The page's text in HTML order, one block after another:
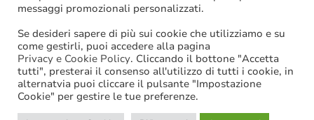
Seguici su Facebook
2026©NeoPA S.p.a. | tutti i diritti sono riservati | P. IVA:
02631580061
messaggi promozionali personalizzati.
Se desideri sapere di più sui cookie che utilizziamo e su
come gestirli, puoi accedere alla pagina
Privacy e Cookie Policy. Cliccando il bottone "Accetta
tutti", presterai il consenso all'utilizzo di tutti i cookie, in
alternatvia puoi cliccare il pulsante "Impostazione
Cookie" per gestire le tue preferenze.